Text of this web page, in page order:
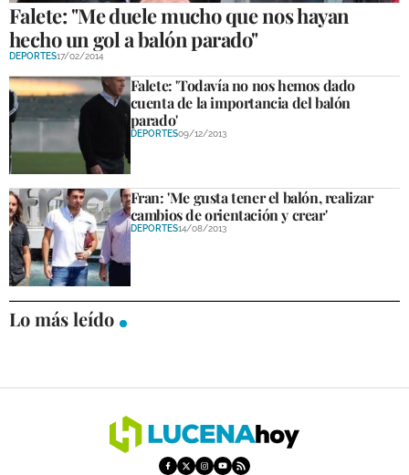
Falete: "Me duele mucho que nos hayan
hecho un gol a balón parado"
DEPORTES17/02/2014
Falete: 'Todavía no nos hemos dado
cuenta de la importancia del balón
parado'
DEPORTES09/12/2013
Fran: 'Me gusta tener el balón, realizar
cambios de orientación y crear'
DEPORTES14/08/2013
Lo más leído